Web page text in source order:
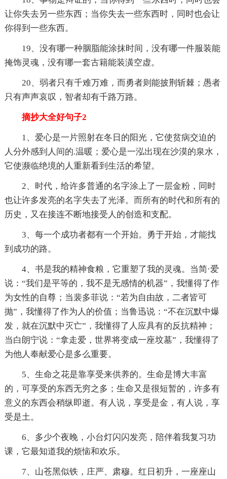
让你失去另一些东西；当你失去一些东西时，同时也会让
你得到一些东西。
19、没有哪一种胭脂能涂抹时间，没有哪一件服装能
掩饰灵魂，没有哪一套古籍能装潢空虚。
20、弱者只有千难万难，而勇者则能披荆斩棘；愚者
只有声声哀叹，智者却有千路万路。
摘抄大全好句子2
1、爱心是一片照射在冬日的阳光，它使贫病交迫的
人分外感到人间的.温暖；爱心是一泓出现在沙漠的泉水，
它使濒临绝境的人重新看到生活的希望。
2、时代，给许多普通的名字涂上了一层金粉，同时
也让许多发亮的名字失去了光泽。而所有的时代和所有的
历史，又在接连不断地接受人的创造和支配。
3、每一个成功者都有一个开始。勇于开始，才能找
到成功的路。
4、书是我的精神食粮，它重塑了我的灵魂。当简·爱
说：“我们是平等的，我不是无感情的机器”，我懂得了作
为女性的自尊；当裴多菲说：“若为自由故，二者皆可
抛”，我懂得了作为人的价值；当鲁迅说：“不在沉默中爆
发，就在沉默中灭亡”，我懂得了人应具有的反抗精神；
当白朗宁说：“拿走爱，世界将变成一座坟墓”，我懂得了
为他人奉献爱心是多么重要。
5、生命之花是靠享受来供养的。生命是博大丰富
的，可享受的东西无穷之多；生命又是很短暂的，许多有
意义的东西会稍纵即逝。有人说，享受是金，有人说，享
受是土。
6、多少个夜晚，小台灯闪闪发亮，陪伴着我复习功
课，它最知道我的烦恼和欢乐。
7、山苍黑似铁，庄严、肃穆。红日初升，一座座山